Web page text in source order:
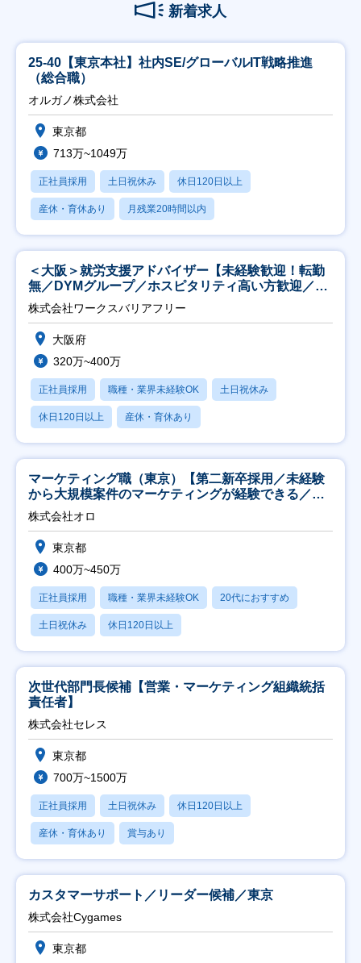
新着求人
25-40【東京本社】社内SE/グローバルIT戦略推進
（総合職）
オルガノ株式会社
東京都
713万~1049万
正社員採用 土日祝休み 休日120日以上
産休・育休あり 月残業20時間以内
＜大阪＞就労支援アドバイザー【未経験歓迎！転勤
無／DYMグループ／ホスピタリティ高い方歓迎／土
日祝】
株式会社ワークスバリアフリー
大阪府
320万~400万
正社員採用 職種・業界未経験OK 土日祝休み
休日120日以上 産休・育休あり
マーケティング職（東京）【第二新卒採用／未経験
から大規模案件のマーケティングが経験できる／研
修充実】
株式会社オロ
東京都
400万~450万
正社員採用 職種・業界未経験OK 20代におすすめ
土日祝休み 休日120日以上
次世代部門長候補【営業・マーケティング組織統括
責任者】
株式会社セレス
東京都
700万~1500万
正社員採用 土日祝休み 休日120日以上
産休・育休あり 賞与あり
カスタマーサポート／リーダー候補／東京
株式会社Cygames
東京都